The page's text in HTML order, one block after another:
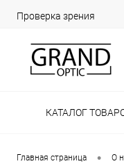
Проверка зрения
КАТАЛОГ
Главная страница • О